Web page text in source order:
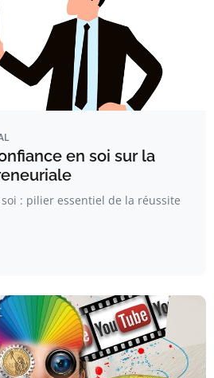
en soi sur la
soi : pilier essentiel de la réussite